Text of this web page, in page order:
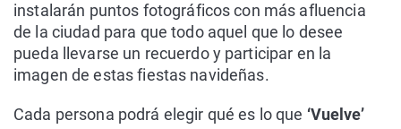
instalarán puntos fotográficos con más afluencia
de la ciudad para que todo aquel que lo desee
pueda llevarse un recuerdo y participar en la
imagen de estas fiestas navideñas.
Cada persona podrá elegir qué es lo que ‘Vuelve’